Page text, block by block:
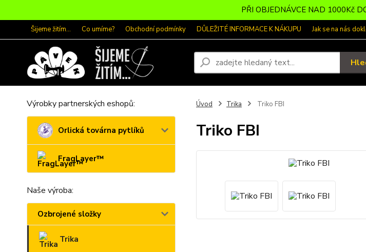
PŘI OBJEDNÁVCE NAD 1000Kč
Šijeme žitím... Co umíme? Obchodní podmínky DŮLEŽITÉ INFORMACE K NÁKUPU Jak se na nás
Výrobky partnerských eshopů:
Orlická továrna pytlíků
FragLayer™
Naše výroba:
Ozbrojené složky
Trika
Úvod Trika Triko FBI
Triko FBI